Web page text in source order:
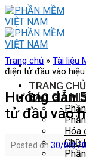
Skip
to
content
TRANG CHỦ
BÁO GIÁ
Hóa
Chữ
Trang chủ » Tài liệu
điện tử đầu vào
Hướng dẫn
tử đầu vào
Posted on 30/08/